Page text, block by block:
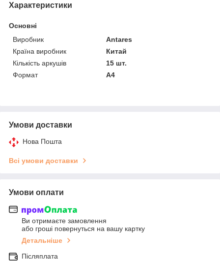
Характеристики
Основні
Виробник
Antares
Країна виробник
Китай
Кількість аркушів
15 шт.
Формат
A4
Умови доставки
Нова Пошта
Всі умови доставки
Умови оплати
Ви отримаєте замовлення
або гроші повернуться на вашу картку
Детальніше
Післяплата